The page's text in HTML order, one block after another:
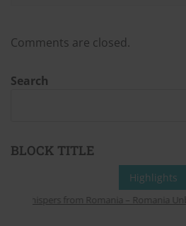
Comments are closed.
Search
BLOCK TITLE
Highlights
Whispers from Romania – Romania